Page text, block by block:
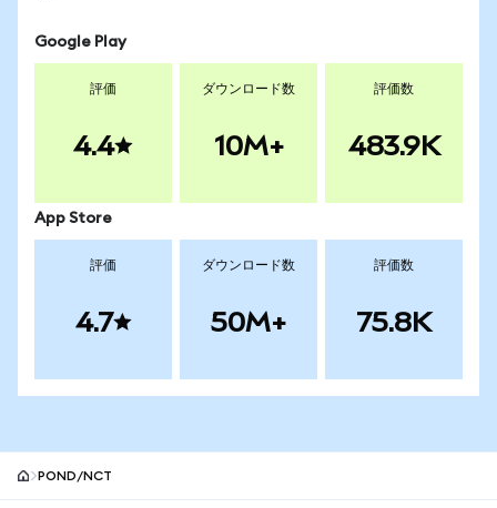
Google Play
評価
4.4
ダウンロード数
10M+
評価数
483.9K
App Store
評価
4.7
ダウンロード数
50M+
評価数
75.8K
POND/NCT